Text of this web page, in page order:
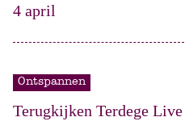
4 april
Ontspannen
Terugkijken Terdege